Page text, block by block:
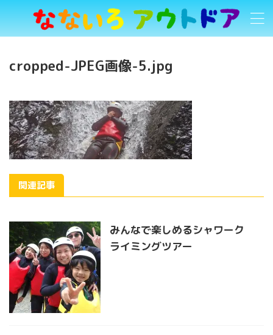
cropped-JPEG画像-5.jpg
関連記事
みんなで楽しめるシャワーク
ライミングツアー